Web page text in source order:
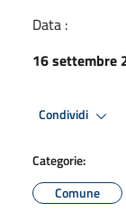
Data :
16 settembre
Condividi
Categorie:
Comune